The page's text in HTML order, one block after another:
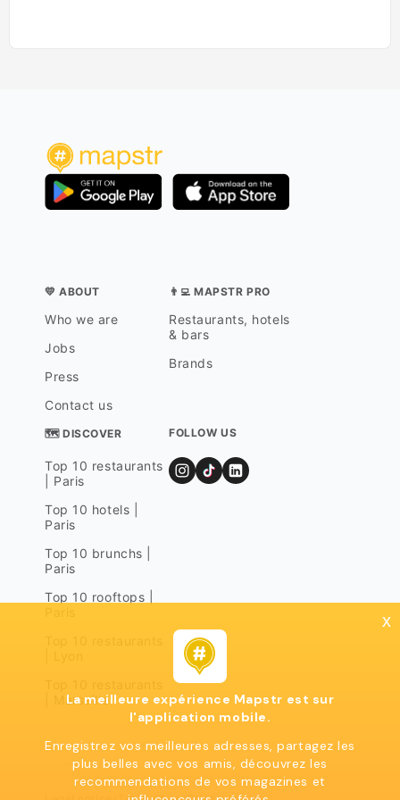
💛 ABOUT
Who we are
Jobs
Press
Contact us
👨‍💻 MAPSTR PRO
Restaurants, hotels
& bars
Brands
🗺 DISCOVER
Top 10 restaurants
| Paris
Top 10 hotels |
Paris
Top 10 brunchs |
Paris
Top 10 rooftops |
| Marseille
FOLLOW US
x
La meilleure expérience Mapstr est sur
l'application mobile.
Enregistrez vos meilleures adresses, partagez les
plus belles avec vos amis, découvrez les
recommendations de vos magazines et